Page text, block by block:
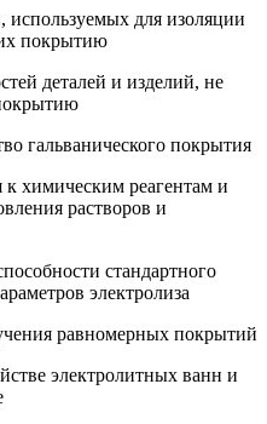
используемых для изоляции
покрытию
деталей и изделий, не
гальванического покрытия
к химическим реагентам и
растворов и
стандартного
электролиза
равномерных покрытий
электролитных ванн и